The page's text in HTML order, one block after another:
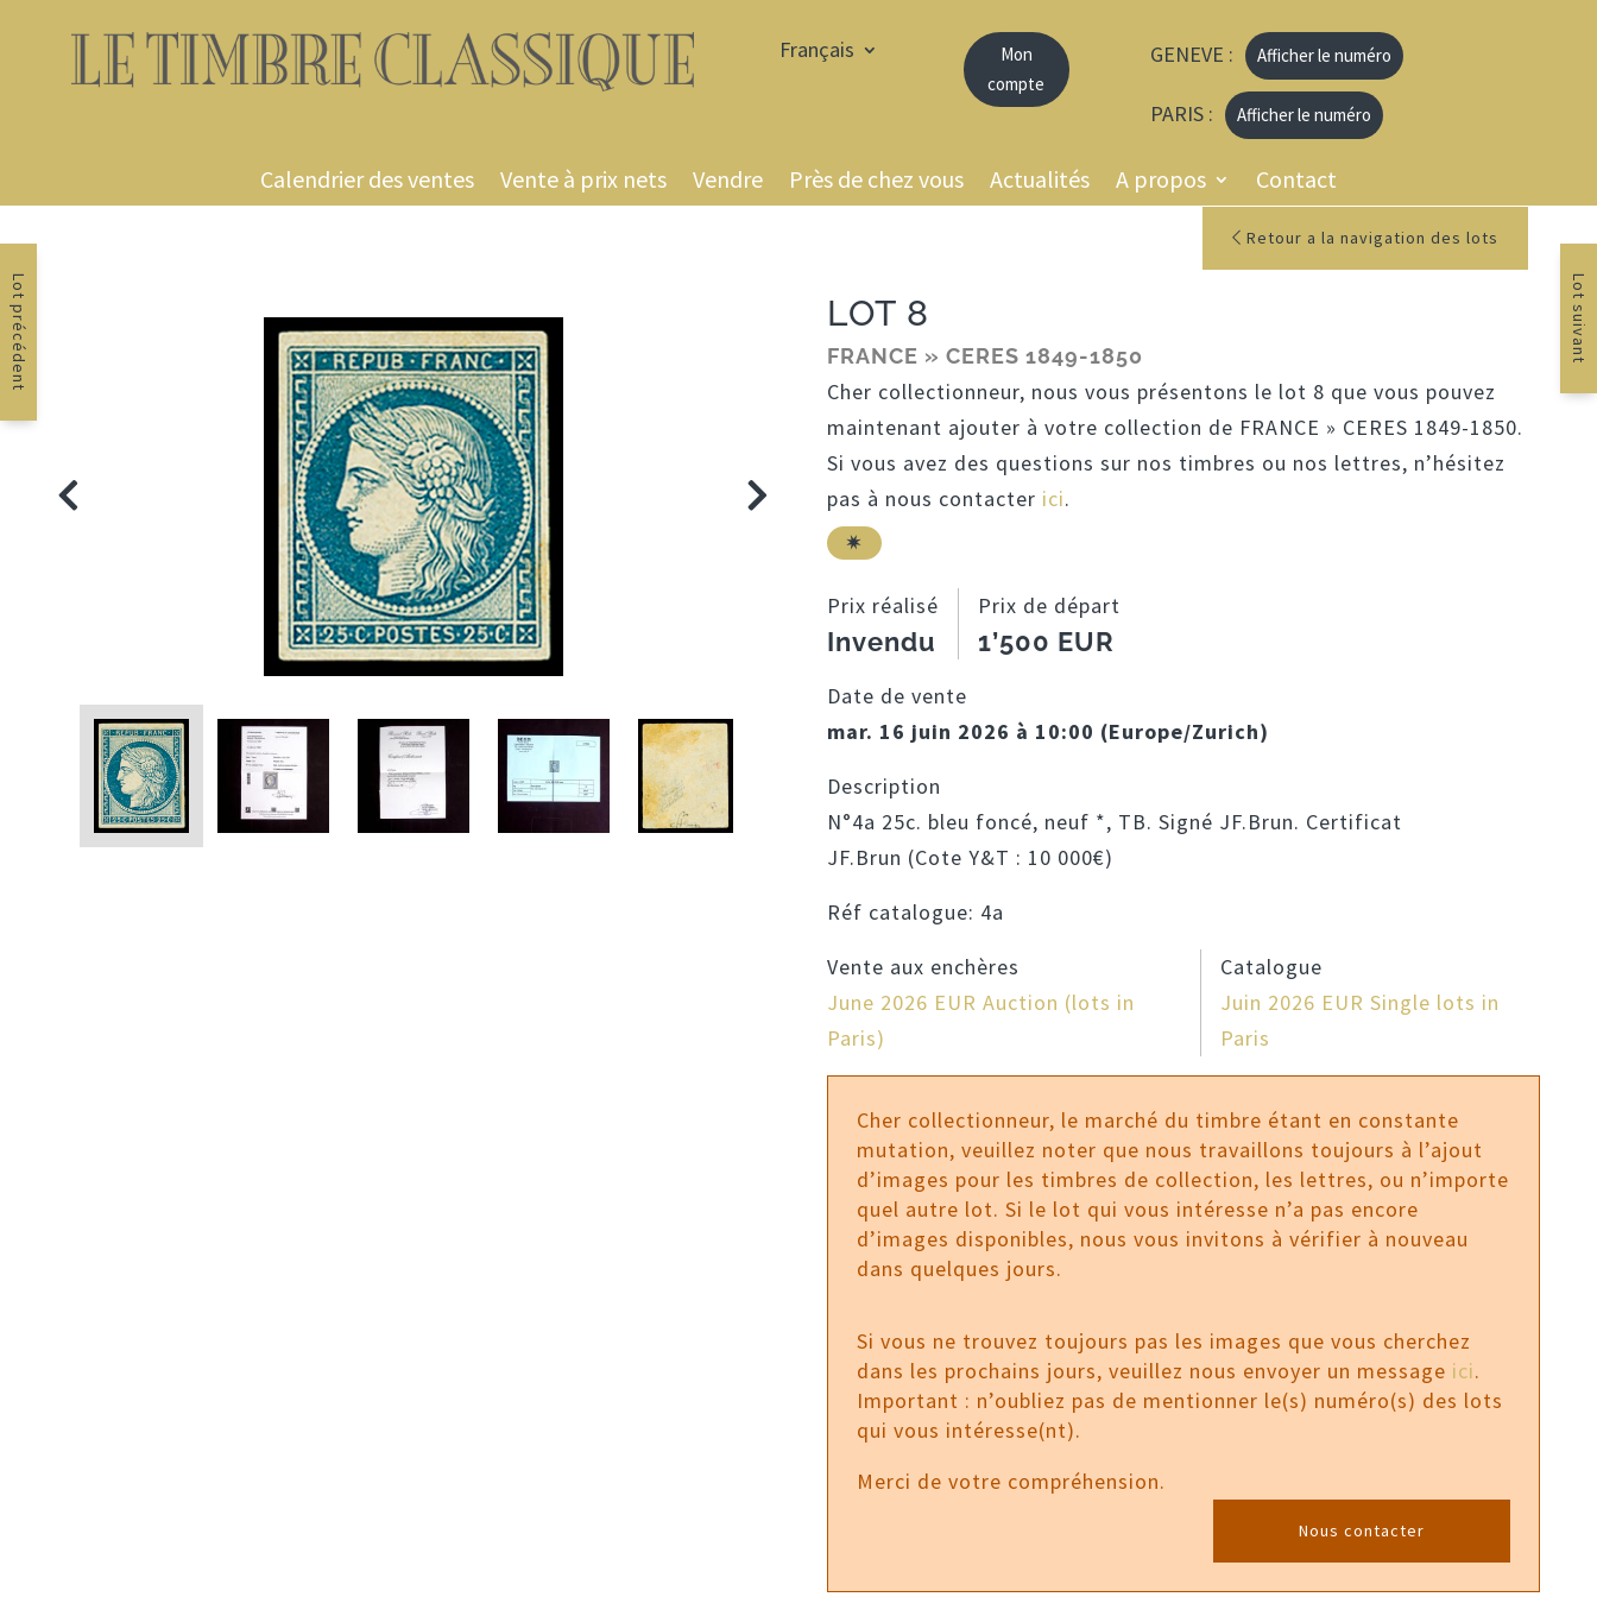
Français
Mon
compte
GENEVE : Afficher le numéro
PARIS : Afficher le numéro
Calendrier des ventes Vente à prix nets Vendre Près de chez vous Actualités A propos Contact
Retour a la navigation des lots
Lot précédent Lot suivant
LOT 8
FRANCE » CERES 1849-1850
Cher collectionneur, nous vous présentons le lot 8 que vous pouvez
maintenant ajouter à votre collection de FRANCE » CERES 1849-1850.
Si vous avez des questions sur nos timbres ou nos lettres, n’hésitez
pas à nous contacter ici.
Prix réalisé
Invendu
Prix de départ
1’500 EUR
Date de vente
mar. 16 juin 2026 à 10:00 (Europe/Zurich)
Description
N°4a 25c. bleu foncé, neuf *, TB. Signé JF.Brun. Certificat
JF.Brun (Cote Y&T : 10 000€)
Réf catalogue: 4a
Vente aux enchères
June 2026 EUR Auction (lots in
Paris)
Catalogue
Juin 2026 EUR Single lots in
Paris
Cher collectionneur, le marché du timbre étant en constante
mutation, veuillez noter que nous travaillons toujours à l’ajout
d’images pour les timbres de collection, les lettres, ou n’importe
quel autre lot. Si le lot qui vous intéresse n’a pas encore
d’images disponibles, nous vous invitons à vérifier à nouveau
dans quelques jours.
Si vous ne trouvez toujours pas les images que vous cherchez
dans les prochains jours, veuillez nous envoyer un message ici.
Important : n’oubliez pas de mentionner le(s) numéro(s) des lots
qui vous intéresse(nt).
Merci de votre compréhension.
Nous contacter